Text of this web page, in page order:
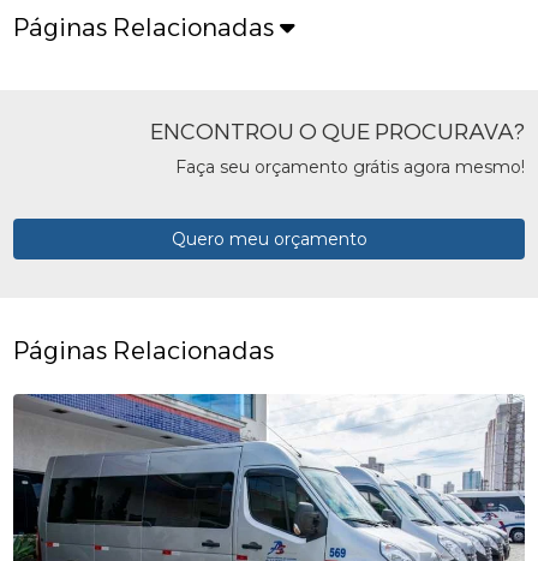
Páginas Relacionadas
ENCONTROU O QUE PROCURAVA?
Faça seu orçamento grátis agora mesmo!
Quero meu orçamento
Páginas Relacionadas